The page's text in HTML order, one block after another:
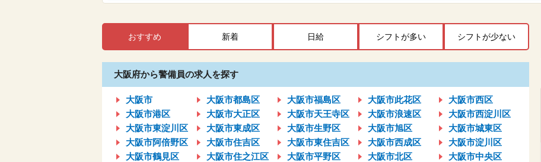
おすすめ 新着 日給 シフトが多い シフトが少ない
大阪府から警備員の求人を探す
大阪市 大阪市都島区 大阪市福島区 大阪市此花区
大阪市西区
大阪市港区
大阪市大正区 大阪市天王寺区 大阪市浪速区
大阪市西淀川区
大阪市東淀川区
大阪市東成区 大阪市生野区 大阪市旭区
大阪市城東区
大阪市阿倍野区
大阪市住吉区 大阪市東住吉区 大阪市西成区
大阪市淀川区
大阪市鶴見区
大阪市住之江区 大阪市平野区 大阪市北区
大阪市中央区